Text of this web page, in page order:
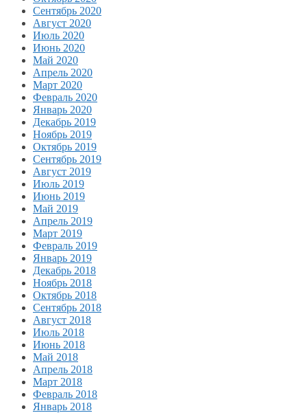
Сентябрь 2020
Август 2020
Июль 2020
Июнь 2020
Май 2020
Апрель 2020
Март 2020
Февраль 2020
Январь 2020
Декабрь 2019
Ноябрь 2019
Октябрь 2019
Сентябрь 2019
Август 2019
Июль 2019
Июнь 2019
Май 2019
Апрель 2019
Март 2019
Февраль 2019
Январь 2019
Декабрь 2018
Ноябрь 2018
Октябрь 2018
Сентябрь 2018
Август 2018
Июль 2018
Июнь 2018
Май 2018
Апрель 2018
Март 2018
Февраль 2018
Январь 2018